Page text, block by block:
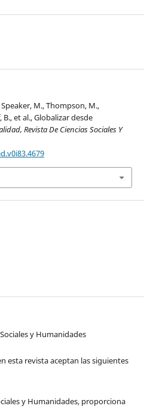
M., Thompson, M.,
et al., Globalizar desde
Revista De Ciencias Sociales Y
y Humanidades
esta revista aceptan las siguientes
y Humanidades, proporciona